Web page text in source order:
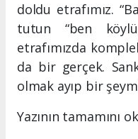
doldu etrafımız.
tutun “ben
etrafımızda
da bir gerçek.
olmak ayıp bir
Yazının tamamını